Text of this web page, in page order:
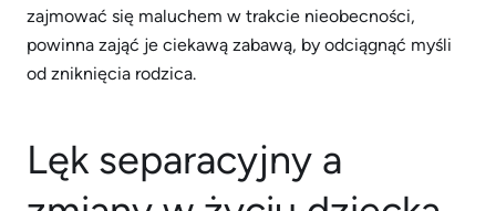
zajmować się maluchem w trakcie nieobecności,
powinna zająć je ciekawą zabawą, by odciągnąć myśli
od zniknięcia rodzica.
Lęk separacyjny a